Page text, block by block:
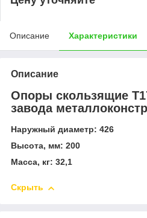
Описание Характеристики
Описание
Опоры скользящие
завода
Наружный диаметр: 426
Высота, мм: 200
Масса, кг: 32,1
Скрыть